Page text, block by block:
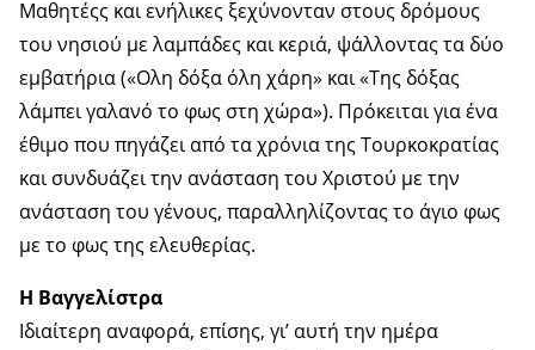
Μαθητέςς και ενήλικες ξεχύνονταν στους δρόμους
του νησιού με λαμπάδες και κεριά, ψάλλοντας τα δύο
εμβατήρια («Ολη δόξα όλη χάρη» και «Της δόξας
λάμπει γαλανό το φως στη χώρα»). Πρόκειται για ένα
έθιμο που πηγάζει από τα χρόνια της Τουρκοκρατίας
και συνδυάζει την ανάσταση του Χριστού με την
ανάσταση του γένους, παραλληλίζοντας το άγιο φως
με το φως της ελευθερίας.
Η Βαγγελίστρα
Ιδιαίτερη αναφορά, επίσης, γι’ αυτή την ημέρα